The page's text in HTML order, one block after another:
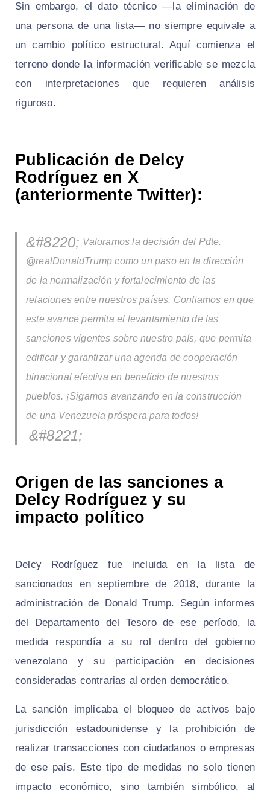
Sin embargo, el dato técnico —la eliminación de
una persona de una lista— no siempre equivale a
un cambio político estructural. Aquí comienza el
terreno donde la información verificable se mezcla
con interpretaciones que requieren análisis
riguroso.
Publicación de Delcy
Rodríguez en X
(anteriormente Twitter):
Valoramos la decisión del Pdte.
@realDonaldTrump como un paso en la dirección
de la normalización y fortalecimiento de las
relaciones entre nuestros países. Confiamos en que
este avance permita el levantamiento de las
sanciones vigentes sobre nuestro país, que permita
edificar y garantizar una agenda de cooperación
binacional efectiva en beneficio de nuestros
pueblos. ¡Sigamos avanzando en la construcción
de una Venezuela próspera para todos!
Origen de las sanciones a
Delcy Rodríguez y su
impacto político
Delcy Rodríguez fue incluida en la lista de
sancionados en septiembre de 2018, durante la
administración de Donald Trump. Según informes
del Departamento del Tesoro de ese período, la
medida respondía a su rol dentro del gobierno
venezolano y su participación en decisiones
consideradas contrarias al orden democrático.
La sanción implicaba el bloqueo de activos bajo
jurisdicción estadounidense y la prohibición de
realizar transacciones con ciudadanos o empresas
de ese país. Este tipo de medidas no solo tienen
impacto económico, sino también simbólico, al